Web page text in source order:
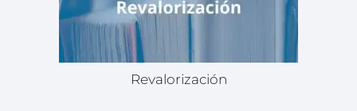
Revalorización